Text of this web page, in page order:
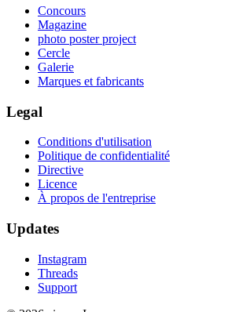
Concours
Magazine
photo poster project
Cercle
Galerie
Marques et fabricants
Legal
Conditions d'utilisation
Politique de confidentialité
Directive
Licence
À propos de l'entreprise
Updates
Instagram
Threads
Support